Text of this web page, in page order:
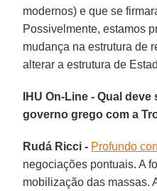
modernos) e que se
Possivelmente, estamos
mudança na estrutura de
alterar a estrutura de
IHU On-Line - Qual
governo grego com a
Rudá Ricci - Profundo
negociações pontuais. A
mobilização das massas.